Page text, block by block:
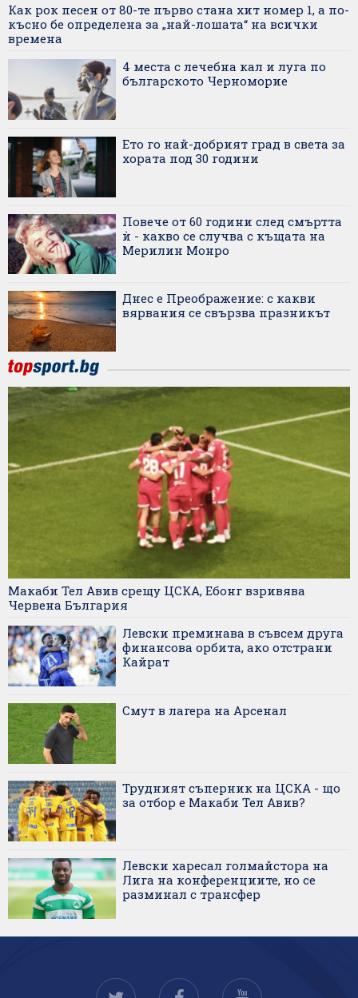
Как рок песен от 80-те първо стана хит номер 1, а по-
късно бе определена за „най-лошата“ на всички
времена
4 места с лечебна кал и луга по
българското Черноморие
Ето го най-добрият град в света за
хората под 30 години
Повече от 60 години след смъртта
ѝ - какво се случва с къщата на
Мерилин Монро
Днес е Преображение: с какви
вярвания се свързва празникът
Макаби Тел Авив срещу ЦСКА, Ебонг взривява
Червена България
Левски преминава в съвсем друга
финансова орбита, ако отстрани
Кайрат
Смут в лагера на Арсенал
Трудният съперник на ЦСКА - що
за отбор е Макаби Тел Авив?
Левски харесал голмайстора на
Лига на конференциите, но се
разминал с трансфер